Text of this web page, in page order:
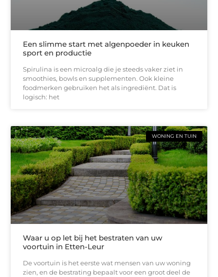
Een slimme start met algenpoeder in keuken
sport en productie
Spirulina is een microalg die je steeds vaker ziet in
smoothies, bowls en supplementen. Ook kleine
foodmerken gebruiken het als ingrediënt. Dat is
logisch: het
WONING EN TUIN
Waar u op let bij het bestraten van uw
voortuin in Etten-Leur
De voortuin is het eerste wat mensen van uw woning
zien, en de bestrating bepaalt voor een groot deel de